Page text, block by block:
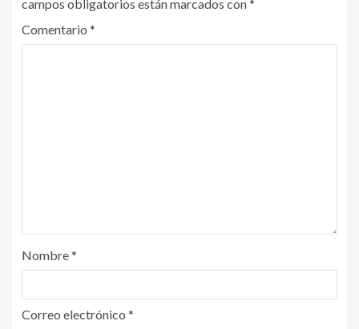
campos obligatorios están marcados con*
Comentario *
Nombre*
Correo electrónico *